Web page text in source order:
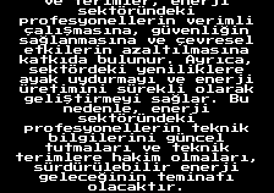
sektöründeki
profesyonellerin verimli
çalışmasına, güvenliğin
sağlanmasına ve çevresel
etkilerin azaltılmasına
katkıda bulunur. Ayrıca,
sektördeki yeniliklere
ayak uydurmayı ve enerji
üretimini sürekli olarak
geliştirmeyi sağlar. Bu
nedenle, enerji
sektöründeki
profesyonellerin teknik
bilgilerini güncel
tutmaları ve teknik
terimlere hakim olmaları,
sürdürülebilir enerji
geleceğinin teminatı
olacaktır.